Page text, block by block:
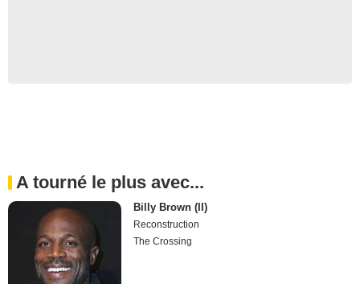
A tourné le plus avec...
Billy Brown (II)
Reconstruction
The Crossing